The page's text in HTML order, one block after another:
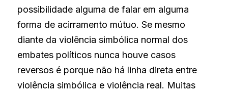
possibilidade alguma de falar em alguma
forma de acirramento mútuo. Se mesmo
diante da violência simbólica normal dos
embates políticos nunca houve casos
reversos é porque não há linha direta entre
violência simbólica e violência real. Muitas